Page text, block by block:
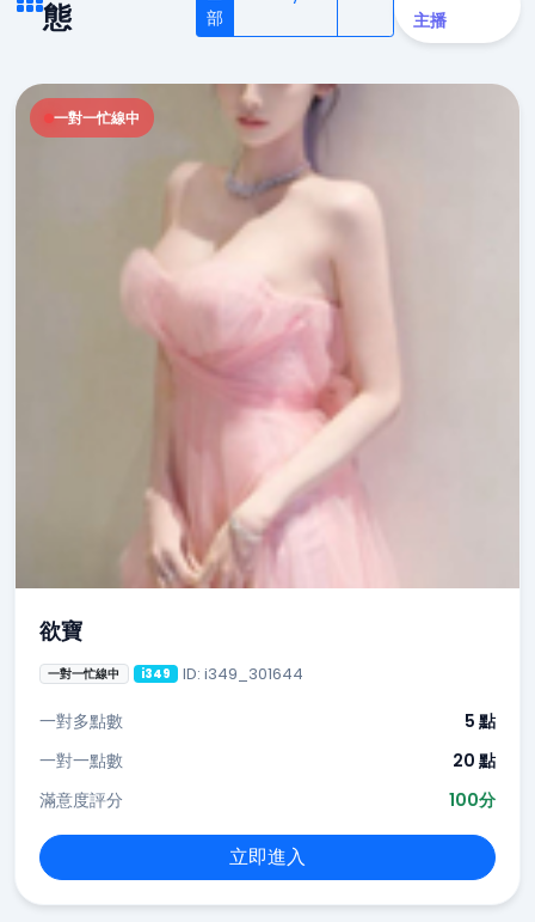
態
部
主播
一對一忙線中
欲寶
一對一忙線中 i349 ID: i349_301644
一對多點數
5 點
一對一點數
20 點
滿意度評分
100分
立即進入